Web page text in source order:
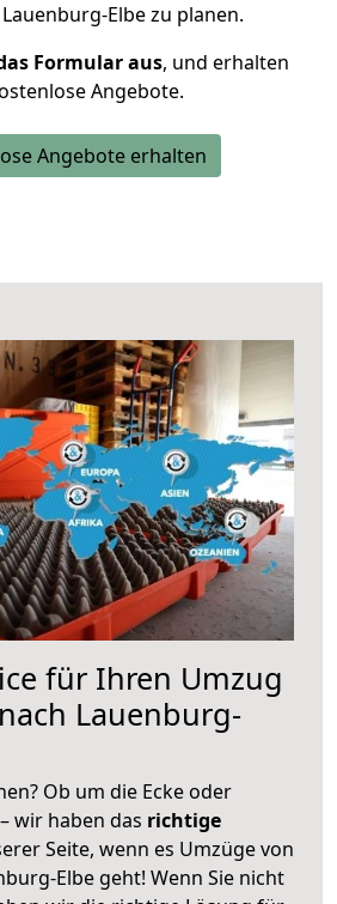
Elbe zu planen.
Formular aus, und erhalten
Angebote.
Angebote erhalten
für Ihren Umzug
Lauenburg-
Ob um die Ecke oder
wir haben das richtige
Seite, wenn es Umzüge von
Elbe geht! Wenn Sie nicht